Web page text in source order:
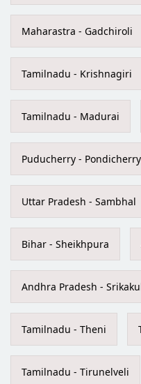
Maharastra - Gadchiroli
Tamilnadu - Krishnagiri
Tamilnadu - Madurai
Puducherry - Pondicherry
Uttar Pradesh - Sambhal
Bihar - Sheikhpura
Andhra Pradesh -
Tamilnadu - Theni
Tamilnadu - Tirunelveli